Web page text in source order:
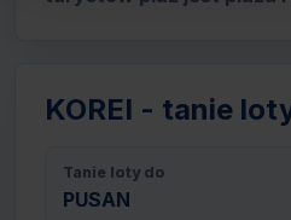
KOREI - tanie
Tanie loty do
PUSAN